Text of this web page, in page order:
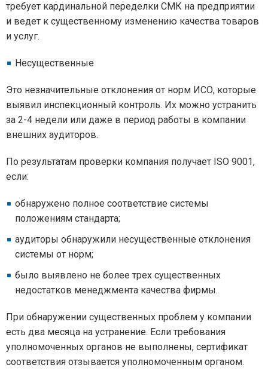
требует кардинальной переделки СМК на предприятии
и ведет к существенному изменению качества товаров
и услуг.
Несущественные
Это незначительные отклонения от норм ИСО, которые
выявил инспекционный контроль. Их можно устранить
за 2-4 недели или даже в период работы в компании
внешних аудиторов.
По результатам проверки компания получает ISO 9001,
если:
обнаружено полное соответствие системы
положениям стандарта;
аудиторы обнаружили несущественные отклонения
системы от норм;
было выявлено не более трех существенных
недостатков менеджмента качества фирмы.
При обнаружении существенных проблем у компании
есть два месяца на устранение. Если требования
уполномоченных органов не выполнены, сертификат
соответствия отзывается уполномоченным органом.